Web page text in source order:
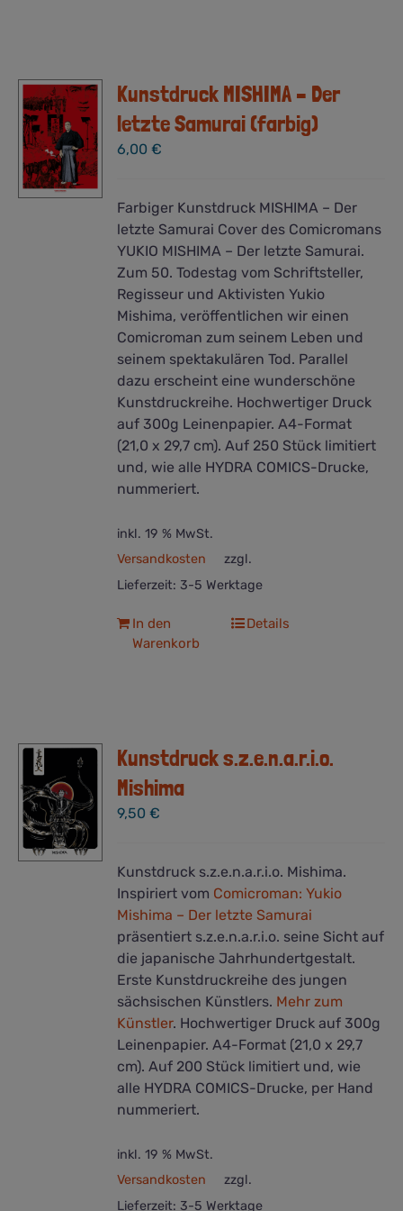
Kunstdruck MISHIMA – Der
letzte Samurai (farbig)
6,00€
Farbiger Kunstdruck MISHIMA – Der
letzte Samurai Cover des Comicromans
YUKIO MISHIMA – Der letzte Samurai.
Zum 50. Todestag vom Schriftsteller,
Regisseur und Aktivisten Yukio
Mishima, veröffentlichen wir einen
Comicroman zum seinem Leben und
seinem spektakulären Tod. Parallel
dazu erscheint eine wunderschöne
Kunstdruckreihe. Hochwertiger Druck
auf 300g Leinenpapier. A4-Format
(21,0 x 29,7 cm). Auf 250 Stück limitiert
und, wie alle HYDRA COMICS-Drucke,
nummeriert.
inkl. 19 % MwSt.
zzgl.
Versandkosten
Lieferzeit: 3-5 Werktage
In den
Warenkorb
Details
Kunstdruck s.z.e.n.a.r.i.o.
Mishima
9,50€
Kunstdruck s.z.e.n.a.r.i.o. Mishima.
Inspiriert vom Comicroman: Yukio
Mishima – Der letzte Samurai
präsentiert s.z.e.n.a.r.i.o. seine Sicht auf
die japanische Jahrhundertgestalt.
Erste Kunstdruckreihe des jungen
sächsischen Künstlers. Mehr zum
Künstler. Hochwertiger Druck auf 300g
Leinenpapier. A4-Format (21,0 x 29,7
cm). Auf 200 Stück limitiert und, wie
alle HYDRA COMICS-Drucke, per Hand
nummeriert.
inkl. 19 % MwSt.
zzgl.
Versandkosten
Lieferzeit: 3-5 Werktage